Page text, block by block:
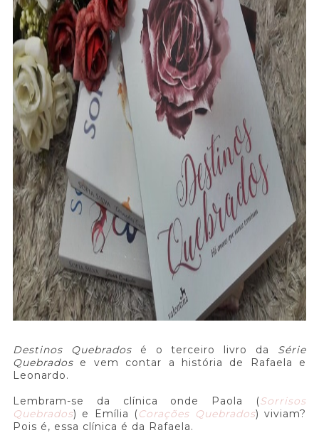
Destinos Quebradosé o terceiro livro da Série
Quebrados e vem contar a história de Rafaela e
Leonardo.
Lembram-se da clínica onde Paola (Sorrisos
Quebrados) e Emília (Corações Quebrados) viviam?
Pois é, essa clínica é da Rafaela.